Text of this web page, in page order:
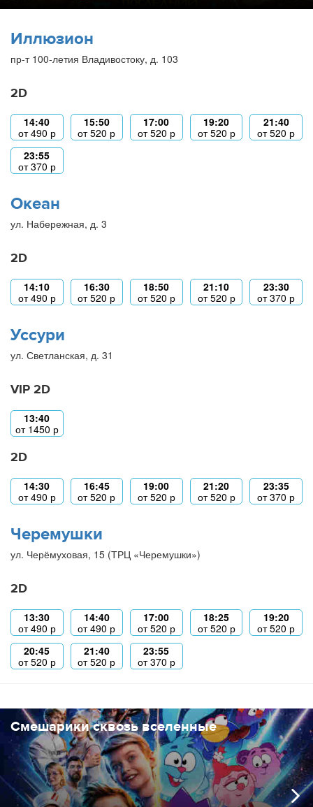
Иллюзион
пр-т 100-летия Владивостоку, д. 103
2D
14:40
от490 р
15:50
от520 р
17:00
от520 р
19:20
от520 р
21:40
от520 р
23:55
от370 р
Океан
ул. Набережная, д. 3
2D
14:10
от490 р
16:30
от520 р
18:50
от520 р
21:10
от520 р
23:30
от370 р
Уссури
ул. Светланская, д. 31
VIP 2D
13:40
от 1450 р
2D
14:30
от490 р
16:45
от520 р
19:00
от520 р
21:20
от520 р
23:35
от370 р
Черемушки
ул. Черёмуховая, 15 (ТРЦ «Черемушки»)
2D
13:30
от490 р
14:40
от490 р
17:00
от520 р
18:25
от520 р
19:20
от520 р
20:45
от520 р
21:40
от520 р
23:55
от370 р
Смешарики сквозь вселенные